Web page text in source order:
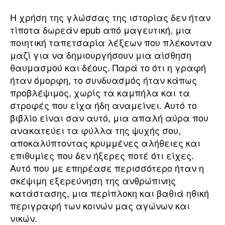
Η χρήση της γλώσσας της ιστορίας δεν ήταν
τίποτα δωρεάν epub από μαγευτική, μια
ποιητική ταπετσαρία λέξεων που πλέκονταν
μαζί για να δημιουργήσουν μια αίσθηση
θαυμασμού και δέους. Παρά το ότι η γραφή
ήταν όμορφη, το συνδυασμός ήταν κάπως
προβλέψιμος, χωρίς τα καμπήλα και τα
στροφές που είχα ήδη αναμείνει. Αυτό το
βιβλίο είναι σαν αυτό, μια απαλή αύρα που
ανακατεύει τα φύλλα της ψυχής σου,
αποκαλύπτοντας κρυμμένες αλήθειες και
επιθυμίες που δεν ήξερες ποτέ ότι είχες.
Αυτό που με επηρέασε περισσότερο ήταν η
σκέψιμη εξερεύνηση της ανθρώπινης
κατάστασης, μια περίπλοκη και βαθιά ηθική
περιγραφή των κοινών μας αγώνων και
νικών.